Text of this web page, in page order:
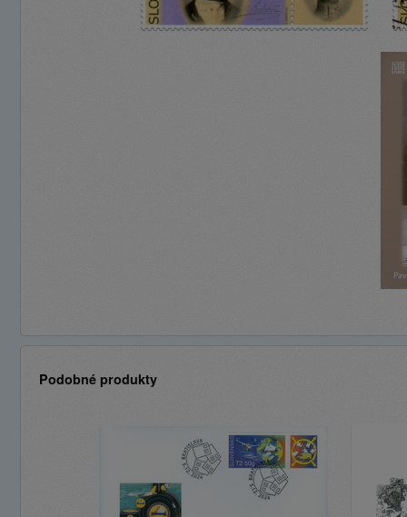
Podobné produkty